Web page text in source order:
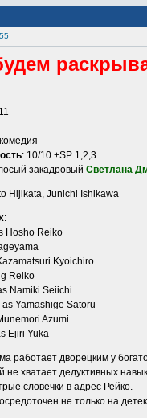
: 10/10 +SP 1,2,3
закадровый Светлана
Hijikata, Junichi Ishikawa
:
Hosho Reiko
Kyoichiro
Reiko
Namiki Seiichi
Yamashige Satoru
Azumi
Ejiri Yuka
работает дворецким у
не хватает дедуктивных
словечки в адрес Рейко.
не только на